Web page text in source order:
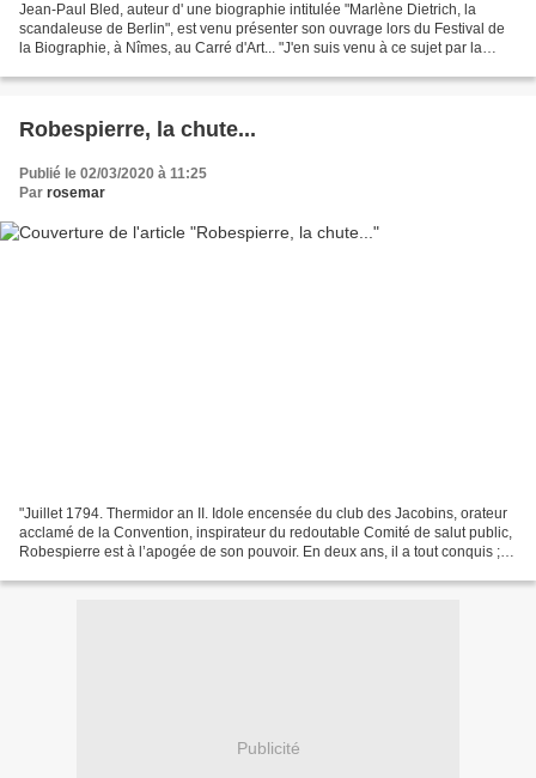
Jean-Paul Bled, auteur d' une biographie intitulée "Marlène Dietrich, la
scandaleuse de Berlin", est venu présenter son ouvrage lors du Festival de
la Biographie, à Nîmes, au Carré d'Art... "J'en suis venu à ce sujet par la
Robespierre, la chute...
Publié le 02/03/2020 à 11:25
Par rosemar
"Juillet 1794. Thermidor an II. Idole encensée du club des Jacobins, orateur
acclamé de la Convention, inspirateur du redoutable Comité de salut public,
Robespierre est à l’apogée de son pouvoir. En deux ans, il a tout conquis ;
Publicité